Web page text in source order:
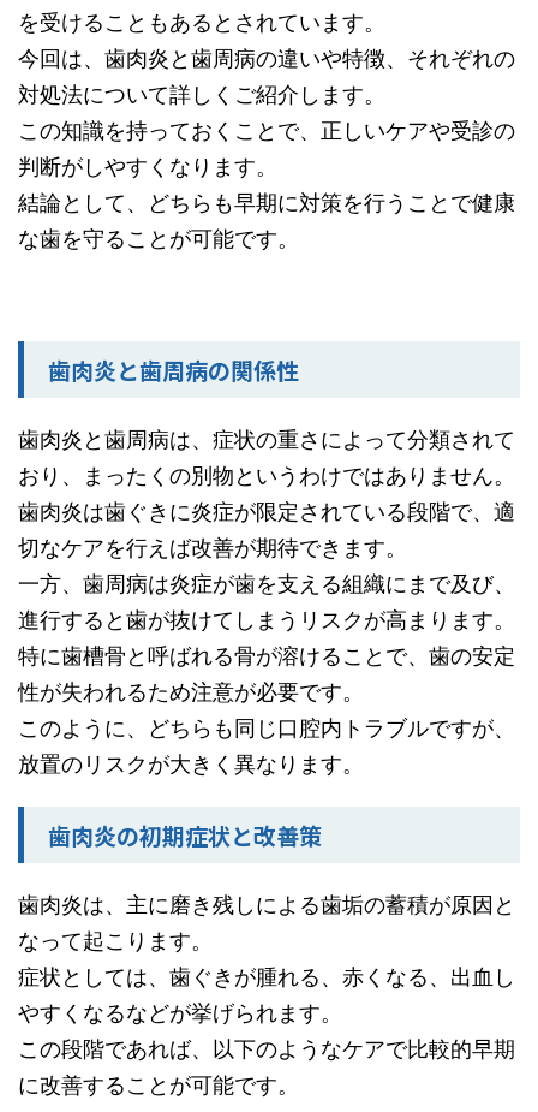
を受けることもあるとされています。
今回は、歯肉炎と歯周病の違いや特徴、それぞれの
対処法について詳しくご紹介します。
この知識を持っておくことで、正しいケアや受診の
判断がしやすくなります。
結論として、どちらも早期に対策を行うことで健康
な歯を守ることが可能です。
歯肉炎と歯周病の関係性
歯肉炎と歯周病は、症状の重さによって分類されて
おり、まったくの別物というわけではありません。
歯肉炎は歯ぐきに炎症が限定されている段階で、適
切なケアを行えば改善が期待できます。
一方、歯周病は炎症が歯を支える組織にまで及び、
進行すると歯が抜けてしまうリスクが高まります。
特に歯槽骨と呼ばれる骨が溶けることで、歯の安定
性が失われるため注意が必要です。
このように、どちらも同じ口腔内トラブルですが、
放置のリスクが大きく異なります。
歯肉炎の初期症状と改善策
歯肉炎は、主に磨き残しによる歯垢の蓄積が原因と
なって起こります。
症状としては、歯ぐきが腫れる、赤くなる、出血し
やすくなるなどが挙げられます。
この段階であれば、以下のようなケアで比較的早期
に改善することが可能です。